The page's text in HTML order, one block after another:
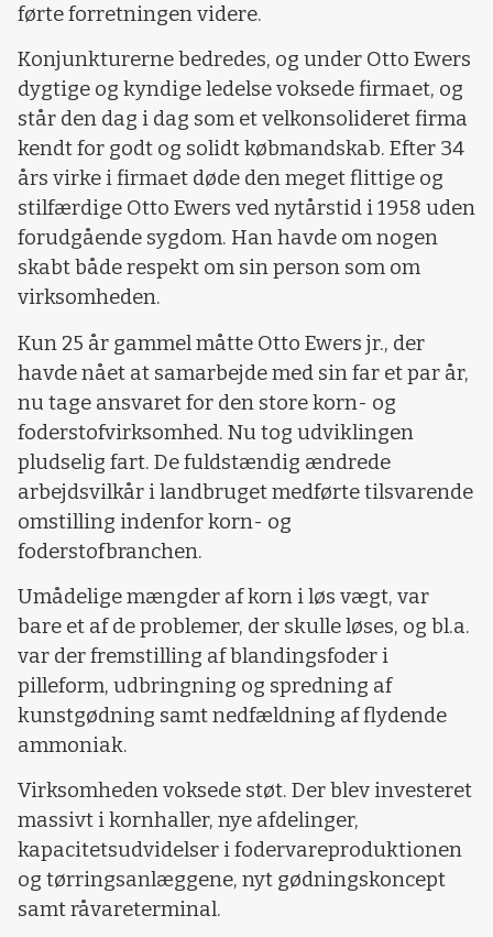
førte forretningen videre.
Konjunkturerne bedredes, og under Otto Ewers
dygtige og kyndige ledelse voksede firmaet, og
står den dag i dag som et velkonsolideret firma
kendt for godt og solidt købmandskab. Efter 34
års virke i firmaet døde den meget flittige og
stilfærdige Otto Ewers ved nytårstid i 1958 uden
forudgående sygdom. Han havde om nogen
skabt både respekt om sin person som om
virksomheden.
Kun 25 år gammel måtte Otto Ewers jr., der
havde nået at samarbejde med sin far et par år,
nu tage ansvaret for den store korn- og
foderstofvirksomhed. Nu tog udviklingen
pludselig fart. De fuldstændig ændrede
arbejdsvilkår i landbruget medførte tilsvarende
omstilling indenfor korn- og
foderstofbranchen.
Umådelige mængder af korn i løs vægt, var
bare et af de problemer, der skulle løses, og bl.a.
var der fremstilling af blandingsfoder i
pilleform, udbringning og spredning af
kunstgødning samt nedfældning af flydende
ammoniak.
Virksomheden voksede støt. Der blev investeret
massivt i kornhaller, nye afdelinger,
kapacitetsudvidelser i fodervareproduktionen
og tørringsanlæggene, nyt gødningskoncept
samt råvareterminal.